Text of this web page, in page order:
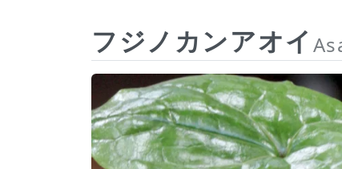
フジノカンアオイ